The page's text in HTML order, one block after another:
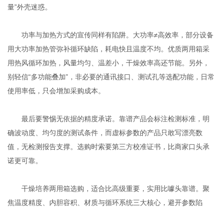
量”外壳迷惑。
功率与加热方式的宣传同样有陷阱。大功率≠高效率，部分设备
用大功率加热管弥补循环缺陷，耗电快且温度不均。优质两用箱采
用热风循环加热，风量均匀、温差小，干燥效率高还节能。另外，
别轻信“多功能叠加”，非必要的通讯接口、测试孔等选配功能，日常
使用率低，只会增加采购成本。
最后要警惕无依据的精度承诺。靠谱产品会标注检测标准，明
确波动度、均匀度的测试条件，而虚标参数的产品只敢写漂亮数
值，无检测报告支撑。选购时索要第三方校准证书，比商家口头承
诺更可靠。
干燥培养两用箱选购，适合比高级重要，实用比噱头靠谱。聚
焦温度精度、内胆容积、材质与循环系统三大核心，避开参数陷